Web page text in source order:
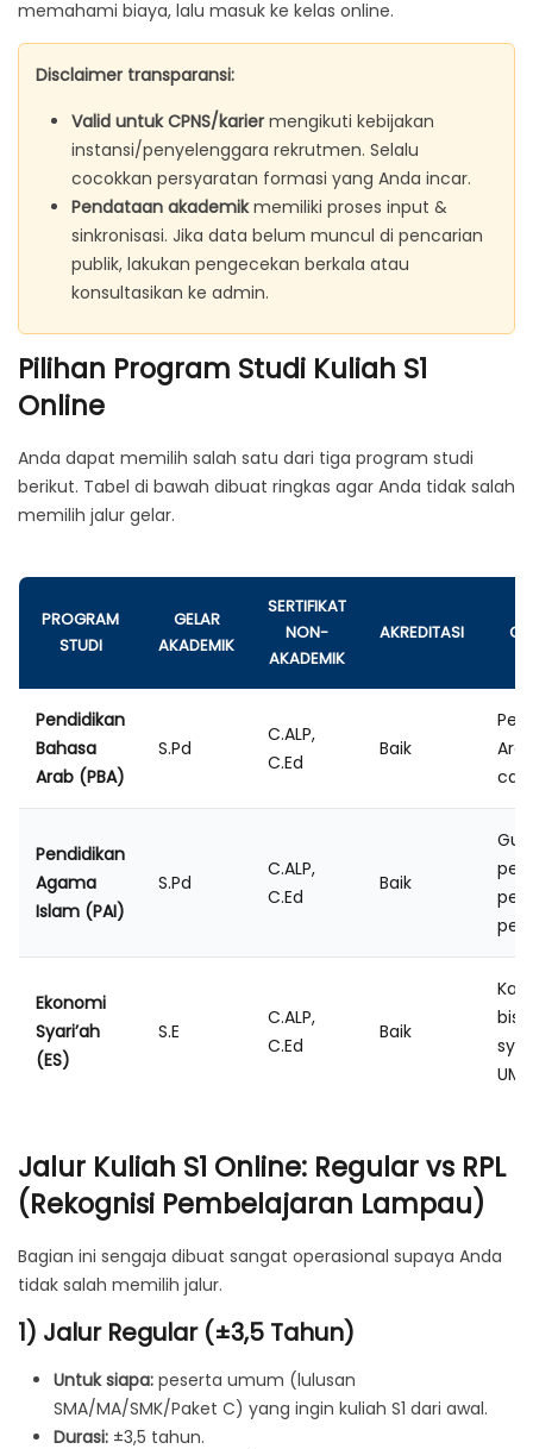
memahami biaya, lalu masuk ke kelas online.
Disclaimer transparansi:
Valid untuk CPNS/karier mengikuti kebijakan
instansi/penyelenggara rekrutmen. Selalu
cocokkan persyaratan formasi yang Anda incar.
Pendataan akademikmemiliki proses input &
sinkronisasi. Jika data belum muncul di pencarian
publik, lakukan pengecekan berkala atau
konsultasikan ke admin.
Pilihan Program Studi Kuliah S1
Online
Anda dapat memilih salah satu dari tiga program studi
berikut. Tabel di bawah dibuat ringkas agar Anda tidak salah
memilih jalur gelar.
PROGRAM
STUDI
GELAR
AKADEMIK
SERTIFIKAT
NON-
AKADEMIK
AKREDITASI
Pendidikan
Bahasa
Arab (PBA)
S.Pd
C.ALP,
C.Ed
Baik
Pendidikan
Agama
Islam (PAI)
S.Pd
C.ALP,
C.Ed
Baik
Ekonomi
Syari’ah
(ES)
S.E
C.ALP,
C.Ed
Baik
Jalur Kuliah S1 Online: Regular vs RPL
(Rekognisi Pembelajaran Lampau)
Bagian ini sengaja dibuat sangat operasional supaya Anda
tidak salah memilih jalur.
1) Jalur Regular (±3,5 Tahun)
Untuk siapa: peserta umum (lulusan
SMA/MA/SMK/Paket C) yang ingin kuliah S1 dari awal.
Durasi: ±3,5 tahun.